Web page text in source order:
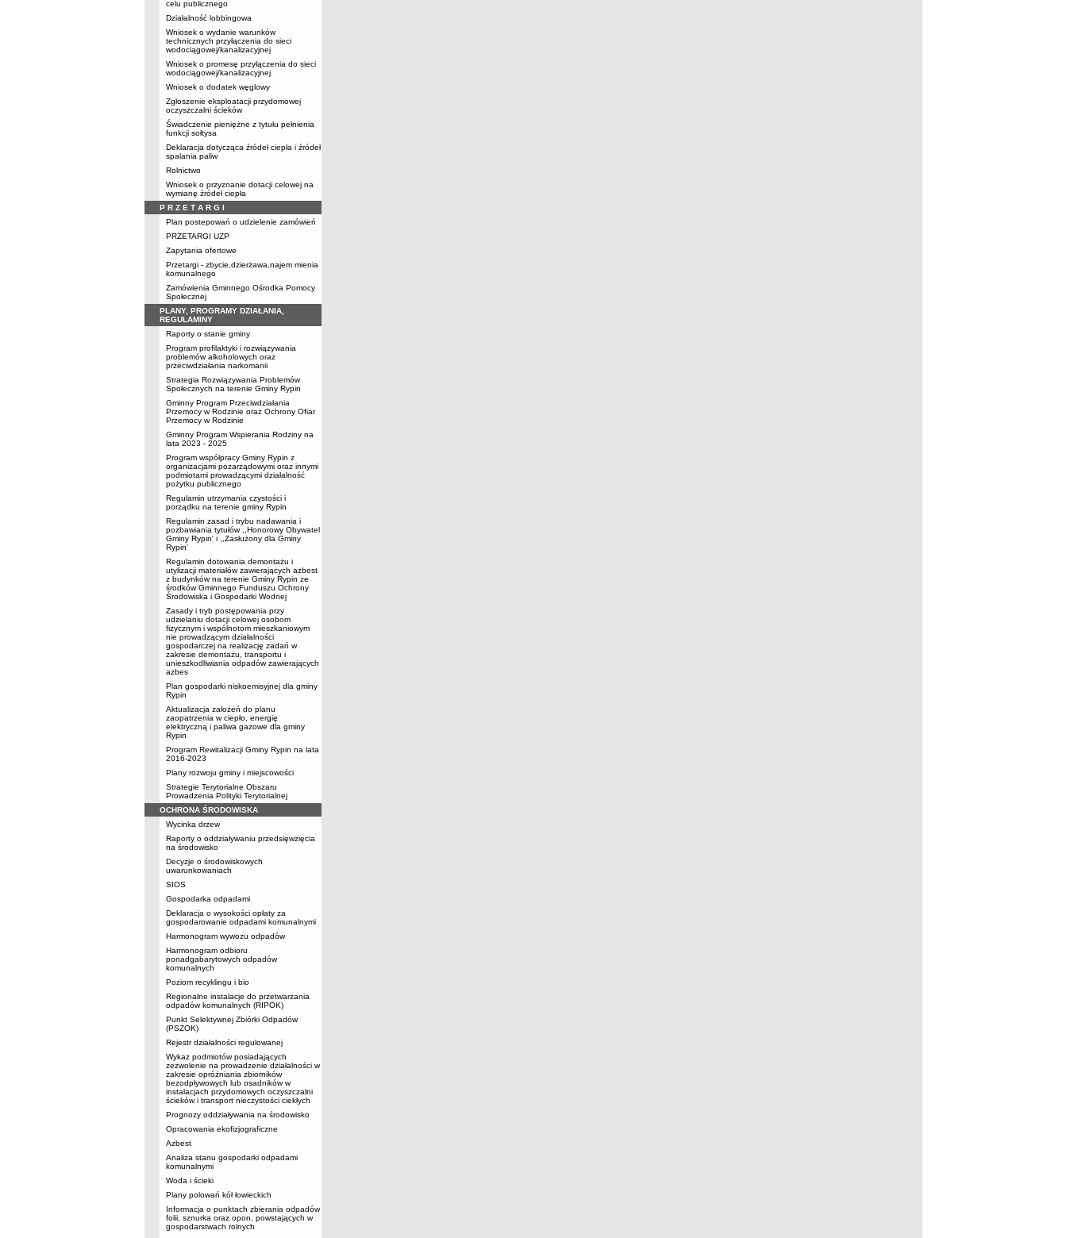
celu publicznego
Działalność lobbingowa
Wniosek o wydanie warunków
technicznych przyłączenia do sieci
wodociągowej/kanalizacyjnej
Wniosek o promesę przyłączenia do sieci
wodociągowej/kanalizacyjnej
Wniosek o dodatek węglowy
Zgłoszenie eksploatacji przydomowej
oczyszczalni ścieków
Świadczenie pieniężne z tytułu pełnienia
funkcji sołtysa
Deklaracja dotycząca źródeł ciepła i źródeł
spalania paliw
Rolnictwo
Wniosek o przyznanie dotacji celowej na
wymianę źródeł ciepła
P R Z E T A R G I
Plan postepowań o udzielenie zamówień
PRZETARGI UZP
Zapytania ofertowe
Przetargi - zbycie,dzierżawa,najem mienia
komunalnego
Zamówienia Gminnego Ośrodka Pomocy
Społecznej
PLANY, PROGRAMY DZIAŁANIA,
REGULAMINY
Raporty o stanie gminy
Program profilaktyki i rozwiązywania
problemów alkoholowych oraz
przeciwdziałania narkomanii
Strategia Rozwiązywania Problemów
Społecznych na terenie Gminy Rypin
Gminny Program Przeciwdziałania
Przemocy w Rodzinie oraz Ochrony Ofiar
Przemocy w Rodzinie
Gminny Program Wspierania Rodziny na
lata 2023 - 2025
Program współpracy Gminy Rypin z
organizacjami pozarządowymi oraz innymi
podmiotami prowadzącymi działalność
pożytku publicznego
Regulamin utrzymania czystości i
porządku na terenie gminy Rypin
Regulamin zasad i trybu nadawania i
pozbawiania tytułów ,,Honorowy Obywatel
Gminy Rypin' i ,,Zasłużony dla Gminy
Rypin'
Regulamin dotowania demontażu i
utylizacji materiałów zawierających azbest
z budynków na terenie Gminy Rypin ze
środków Gminnego Funduszu Ochrony
Środowiska i Gospodarki Wodnej
Zasady i tryb postępowania przy
udzielaniu dotacji celowej osobom
fizycznym i wspólnotom mieszkaniowym
nie prowadzącym działalności
gospodarczej na realizację zadań w
zakresie demontażu, transportu i
unieszkodliwiania odpadów zawierających
azbes
Plan gospodarki niskoemisyjnej dla gminy
Rypin
Aktualizacja założeń do planu
zaopatrzenia w ciepło, energię
elektryczną i paliwa gazowe dla gminy
Rypin
Program Rewitalizacji Gminy Rypin na lata
2016-2023
Plany rozwoju gminy i miejscowości
Strategie Terytorialne Obszaru
Prowadzenia Polityki Terytorialnej
OCHRONA ŚRODOWISKA
Wycinka drzew
Raporty o oddziaływaniu przedsięwzięcia
na środowisko
Decyzje o środowiskowych
uwarunkowaniach
SIOS
Gospodarka odpadami
Deklaracja o wysokości opłaty za
gospodarowanie odpadami komunalnymi
Harmonogram wywozu odpadów
Harmonogram odbioru
ponadgabarytowych odpadów
komunalnych
Poziom recyklingu i bio
Regionalne instalacje do przetwarzania
odpadów komunalnych (RIPOK)
Punkt Selektywnej Zbiórki Odpadów
(PSZOK)
Rejestr działalności regulowanej
Wykaz podmiotów posiadających
zezwolenie na prowadzenie działalności w
zakresie opróżniania zbiorników
bezodpływowych lub osadników w
instalacjach przydomowych oczyszczalni
ścieków i transport nieczystości ciekłych
Prognozy oddziaływania na środowisko
Opracowania ekofizjograficzne
Azbest
Analiza stanu gospodarki odpadami
komunalnymi
Woda i ścieki
Plany polowań kół łowieckich
Informacja o punktach zbierania odpadów
folii, sznurka oraz opon, powstających w
gospodarstwach rolnych